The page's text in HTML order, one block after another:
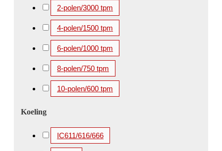
2500 kW
2650 kW 2800 kW
3150 kW
3300 kW 3350 kW
3500 kW
3550 kW 3700 kW
4000 kW
4100 kW 4250 kW
4850 kW
5000 kW
2-polen/3000 tpm
4-polen/1500 tpm
6-polen/1000 tpm
8-polen/750 tpm
10-polen/600 tpm
Koeling
IC611/616/666